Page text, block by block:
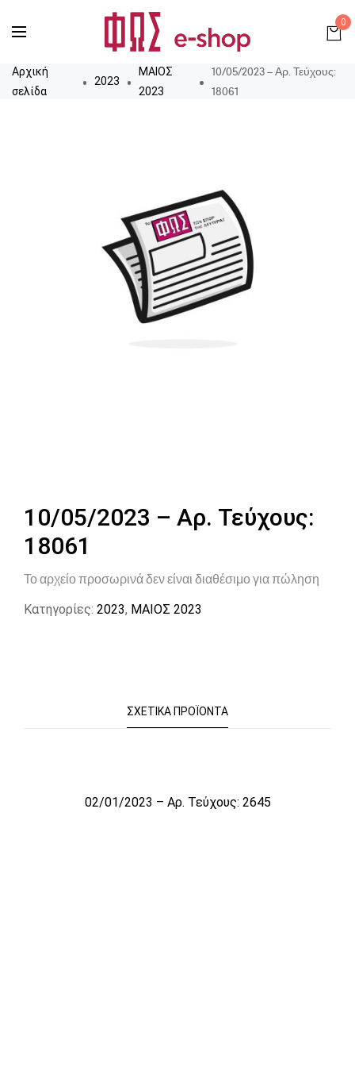
0
Αρχική
σελίδα
2023
ΜΑΙΟΣ
2023
10/05/2023 – Αρ. Τεύχους:
18061
10/05/2023 – Αρ. Τεύχους:
18061
Το αρχείο προσωρινά δεν είναι διαθέσιμο για πώληση
Κατηγορίες: 2023, ΜΑΙΟΣ 2023
ΣΧΕΤΙΚΆ ΠΡΟΪΌΝΤΑ
Το αρχείο προσωρινά δεν είναι διαθέσιμο για πώληση
02/01/2023 – Αρ. Τεύχους: 2645